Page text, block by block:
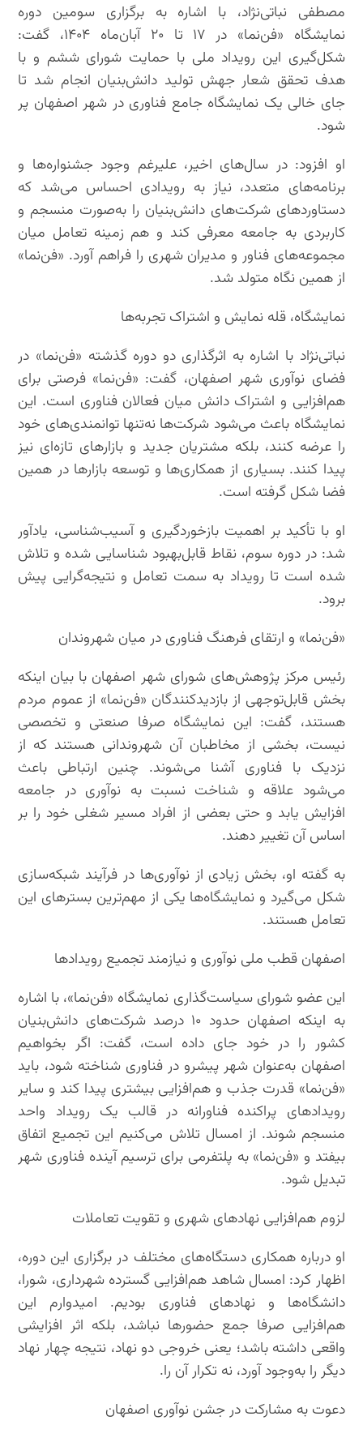
مصطفی نباتی‌نژاد، با اشاره به برگزاری سومین دوره
نمایشگاه «فن‌نما» در ۱۷ تا ۲۰ آبان‌ماه ۱۴۰۴، گفت:
شکل‌گیری این رویداد ملی با حمایت شورای ششم و با
هدف تحقق شعار جهش تولید دانش‌بنیان انجام شد تا
جای خالی یک نمایشگاه جامع فناوری در شهر اصفهان پر
شود.
او افزود: در سال‌های اخیر، علیرغم وجود جشنواره‌ها و
برنامه‌های متعدد، نیاز به رویدادی احساس می‌شد که
دستاوردهای شرکت‌های دانش‌بنیان را به‌صورت منسجم و
کاربردی به جامعه معرفی کند و هم زمینه تعامل میان
مجموعه‌های فناور و مدیران شهری را فراهم آورد. «فن‌نما»
از همین نگاه متولد شد.
نمایشگاه، قله نمایش و اشتراک تجربه‌ها
نباتی‌نژاد با اشاره به اثرگذاری دو دوره گذشته «فن‌نما» در
فضای نوآوری شهر اصفهان، گفت: «فن‌نما» فرصتی برای
هم‌افزایی و اشتراک دانش میان فعالان فناوری است. این
نمایشگاه باعث می‌شود شرکت‌ها نه‌تنها توانمندی‌های خود
را عرضه کنند، بلکه مشتریان جدید و بازارهای تازه‌ای نیز
پیدا کنند. بسیاری از همکاری‌ها و توسعه بازارها در همین
فضا شکل گرفته است.
او با تأکید بر اهمیت بازخوردگیری و آسیب‌شناسی، یادآور
شد: در دوره سوم، نقاط قابل‌بهبود شناسایی شده و تلاش
شده است تا رویداد به سمت تعامل و نتیجه‌گرایی پیش
برود.
«فن‌نما» و ارتقای فرهنگ فناوری در میان شهروندان
رئیس مرکز پژوهش‌های شورای شهر اصفهان با بیان اینکه
بخش قابل‌توجهی از بازدیدکنندگان «فن‌نما» از عموم مردم
هستند، گفت: این نمایشگاه صرفا صنعتی و تخصصی
نیست، بخشی از مخاطبان آن شهروندانی هستند که از
نزدیک با فناوری آشنا می‌شوند. چنین ارتباطی باعث
می‌شود علاقه و شناخت نسبت به نوآوری در جامعه
افزایش یابد و حتی بعضی از افراد مسیر شغلی خود را بر
اساس آن تغییر دهند.
به گفته او، بخش زیادی از نوآوری‌ها در فرآیند شبکه‌سازی
شکل می‌گیرد و نمایشگاه‌ها یکی از مهم‌ترین بسترهای این
تعامل هستند.
اصفهان قطب ملی نوآوری و نیازمند تجمیع رویدادها
این عضو شورای سیاست‌گذاری نمایشگاه «فن‌نما»، با اشاره
به اینکه اصفهان حدود ۱۰ درصد شرکت‌های دانش‌بنیان
کشور را در خود جای داده است، گفت: اگر بخواهیم
اصفهان به‌عنوان شهر پیشرو در فناوری شناخته شود، باید
«فن‌نما» قدرت جذب و هم‌افزایی بیشتری پیدا کند و سایر
رویدادهای پراکنده فناورانه در قالب یک رویداد واحد
منسجم شوند. از امسال تلاش می‌کنیم این تجمیع اتفاق
بیفتد و «فن‌نما» به پلتفرمی برای ترسیم آینده فناوری شهر
تبدیل شود.
لزوم هم‌افزایی نهادهای شهری و تقویت تعاملات
او درباره همکاری دستگاه‌های مختلف در برگزاری این دوره،
اظهار کرد: امسال شاهد هم‌افزایی گسترده شهرداری، شورا،
دانشگاه‌ها و نهادهای فناوری بودیم. امیدوارم این
هم‌افزایی صرفا جمع حضورها نباشد، بلکه اثر افزایشی
واقعی داشته باشد؛ یعنی خروجی دو نهاد، نتیجه چهار نهاد
دیگر را به‌وجود آورد، نه تکرار آن را.
دعوت به مشارکت در جشن نوآوری اصفهان